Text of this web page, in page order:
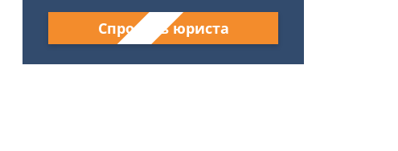
Спросить юриста